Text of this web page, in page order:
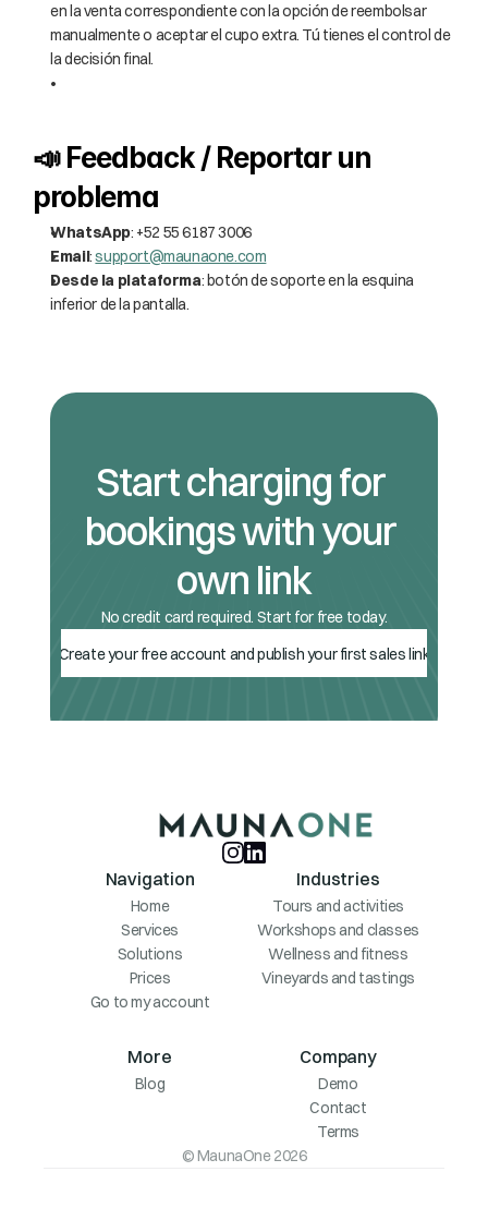
en la venta correspondiente con la opción de reembolsar
manualmente o aceptar el cupo extra. Tú tienes el control de
la decisión final.
📣 Feedback / Reportar un
problema
WhatsApp: +52 55 6187 3006
Email: support@maunaone.com
Desde la plataforma: botón de soporte en la esquina
inferior de la pantalla.
Start charging for
bookings with your
own link
No credit card required. Start for free today.
Create your free account and publish your first sales link
Navigation
Home
Services
Solutions
Prices
Go to my account
Industries
Tours and activities
Workshops and classes
Wellness and fitness
Vineyards and tastings
More
Blog
Company
Demo
Contact
Terms
© MaunaOne 2026